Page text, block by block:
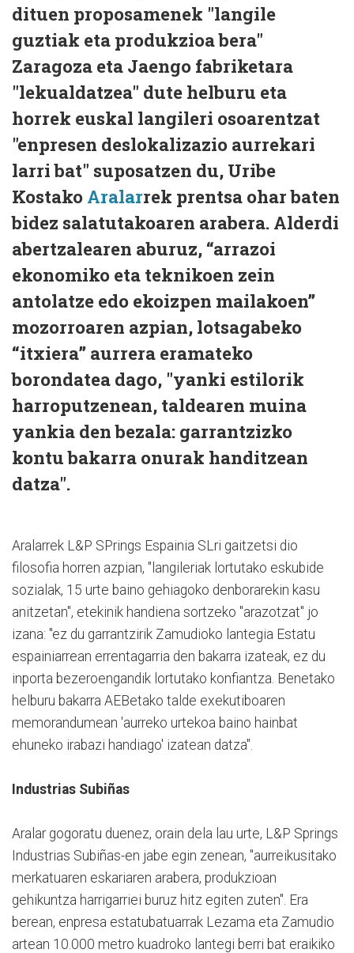
dituen proposamenek "langile
guztiak eta produkzioa bera"
Zaragoza eta Jaengo fabriketara
"lekualdatzea" dute helburu eta
horrek euskal langileri osoarentzat
"enpresen deslokalizazio aurrekari
larri bat" suposatzen du, Uribe
Kostako Aralarrek prentsa ohar baten
bidez salatutakoaren arabera. Alderdi
abertzalearen aburuz, “arrazoi
ekonomiko eta teknikoen zein
antolatze edo ekoizpen mailakoen”
mozorroaren azpian, lotsagabeko
“itxiera” aurrera eramateko
borondatea dago, "yanki estilorik
harroputzenean, taldearen muina
yankia den bezala: garrantzizko
kontu bakarra onurak handitzean
datza".
Aralarrek L&P SPrings Espainia SLri gaitzetsi dio
filosofia horren azpian, "langileriak lortutako eskubide
sozialak, 15 urte baino gehiagoko denborarekin kasu
anitzetan", etekinik handiena sortzeko "arazotzat" jo
izana: "ez du garrantzirik Zamudioko lantegia Estatu
espainiarrean errentagarria den bakarra izateak, ez du
inporta bezeroengandik lortutako konfiantza. Benetako
helburu bakarra AEBetako talde exekutiboaren
memorandumean 'aurreko urtekoa baino hainbat
ehuneko irabazi handiago' izatean datza".
Industrias Subiñas
Aralar gogoratu duenez, orain dela lau urte, L&P Springs
Industrias Subiñas-en jabe egin zenean, "aurreikusitako
merkatuaren eskariaren arabera, produkzioan
gehikuntza harrigarriei buruz hitz egiten zuten". Era
berean, enpresa estatubatuarrak Lezama eta Zamudio
artean 10.000 metro kuadroko lantegi berri bat eraikiko